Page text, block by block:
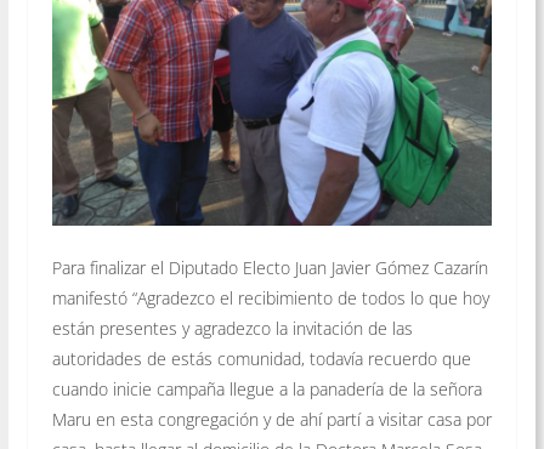
Para finalizar el Diputado Electo Juan Javier Gómez Cazarín
manifestó “Agradezco el recibimiento de todos lo que hoy
están presentes y agradezco la invitación de las
autoridades de estás comunidad, todavía recuerdo que
cuando inicie campaña llegue a la panadería de la señora
Maru en esta congregación y de ahí partí a visitar casa por